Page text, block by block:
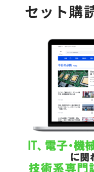
セット購